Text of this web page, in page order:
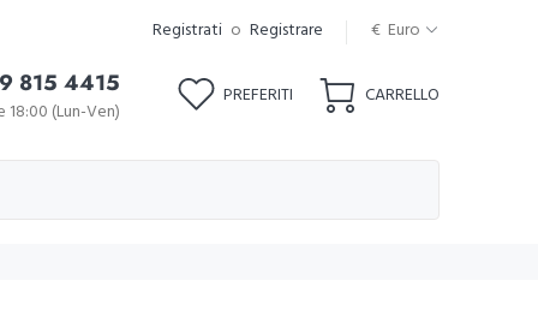
Registrati o Registrare € Euro
815 4415
18:00 (Lun-Ven)
PREFERITI CARRELLO